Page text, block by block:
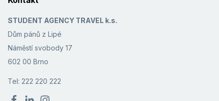
STUDENT AGENCY TRAVEL k.s.
Dům pánů z Lipé
Náměstí svobody 17
602 00 Brno
Tel: 222 220 222